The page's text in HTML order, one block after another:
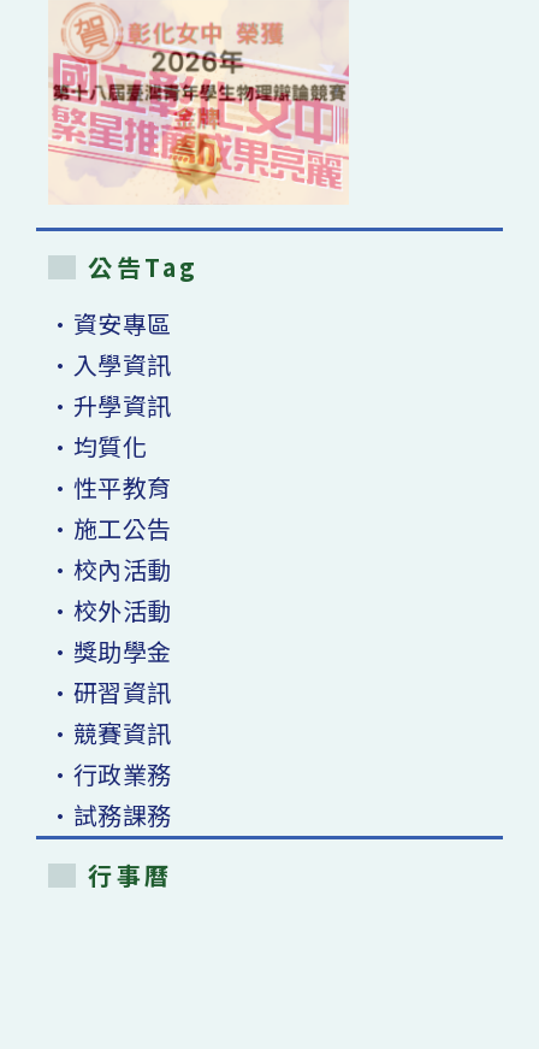
公告Tag
•資安專區
•入學資訊
•升學資訊
•均質化
•性平教育
•施工公告
•校內活動
•校外活動
•獎助學金
•研習資訊
•競賽資訊
•行政業務
•試務課務
行事曆